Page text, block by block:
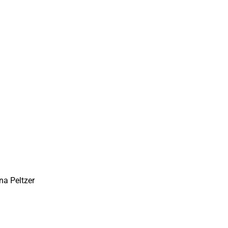
Peltzer